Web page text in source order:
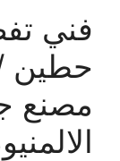
فني
مصنع